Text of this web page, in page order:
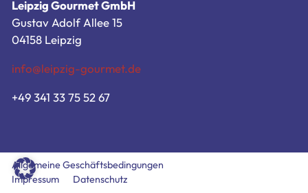
Leipzig Gourmet GmbH
Gustav Adolf Allee 15
04158 Leipzig
info@leipzig-gourmet.de
+49 341 33 75 52 67
Allgemeine Geschäftsbedingungen
Impressum
Datenschutz